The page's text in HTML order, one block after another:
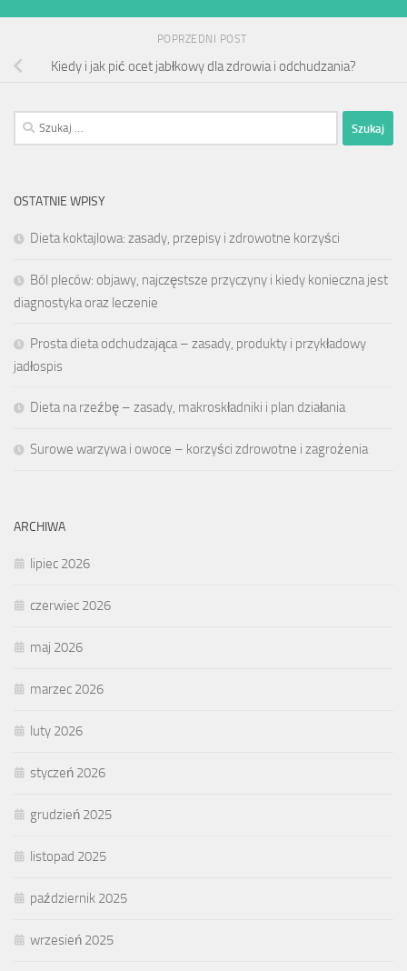
POPRZEDNI POST
Kiedy i jak pić ocet jabłkowy dla zdrowia i odchudzania?
Szukaj:
OSTATNIE WPISY
Dieta koktajlowa: zasady, przepisy i zdrowotne korzyści
Ból pleców: objawy, najczęstsze przyczyny i kiedy konieczna jest
diagnostyka oraz leczenie
Prosta dieta odchudzająca – zasady, produkty i przykładowy
jadłospis
Dieta na rzeźbę – zasady, makroskładniki i plan działania
Surowe warzywa i owoce – korzyści zdrowotne i zagrożenia
ARCHIWA
lipiec 2026
czerwiec 2026
maj 2026
marzec 2026
luty 2026
styczeń 2026
grudzień 2025
listopad 2025
październik 2025
wrzesień 2025